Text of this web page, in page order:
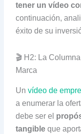
tener un vídeo
continuación,
éxito de su
🎬 H2: La
Marca
Unvídeo de
a enumerar la
debe ser el
tangible que